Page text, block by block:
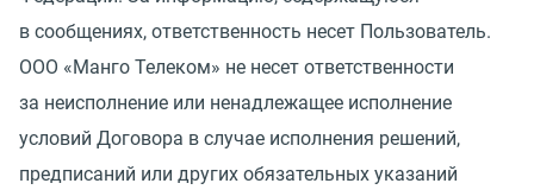
в сообщениях, ответственность несет Пользователь.
ООО «Манго Телеком» не несет ответственности
за неисполнение или ненадлежащее исполнение
условий Договора в случае исполнения решений,
предписаний или других обязательных указаний